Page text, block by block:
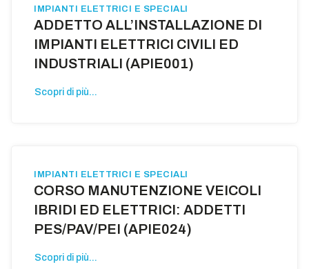
IMPIANTI ELETTRICI E SPECIALI
ADDETTO ALL’INSTALLAZIONE DI
IMPIANTI ELETTRICI CIVILI ED
INDUSTRIALI (APIE001)
Scopri di più...
IMPIANTI ELETTRICI E SPECIALI
CORSO MANUTENZIONE VEICOLI
IBRIDI ED ELETTRICI: ADDETTI
PES/PAV/PEI (APIE024)
Scopri di più...